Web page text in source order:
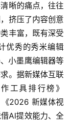
晰的痛点，往往
挤压了内容创意
丰富，既有深受
优秀的秀米编辑
小墨鹰编辑器等
。据新媒体互联
工具排行榜》
《2026 新媒体视
AI提效能力、全